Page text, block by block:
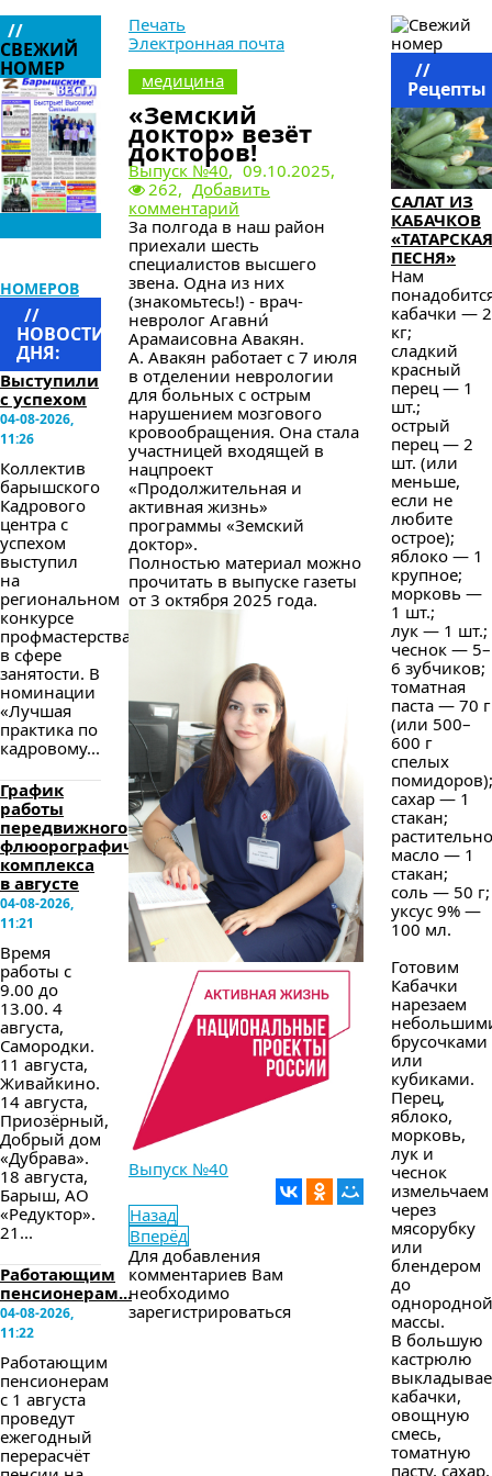
//
СВЕЖИЙ
НОМЕР
НОМЕРОВ
//
НОВОСТИ
ДНЯ:
Выступили
с успехом
04-08-2026,
11:26
Коллектив
барышского
Кадрового
центра с
успехом
выступил
на
региональном
конкурсе
профмастерства
в сфере
занятости. В
номинации
«Лучшая
практика по
кадровому...
График
работы
передвижного
флюорографического
комплекса
в августе
04-08-2026,
11:21
Время
работы с
9.00 до
13.00. 4
августа,
Самородки.
11 августа,
Живайкино.
14 августа,
Приозёрный,
Добрый дом
«Дубрава».
18 августа,
Барыш, АО
«Редуктор».
21...
Работающим
пенсионерам...
04-08-2026,
11:22
Работающим
пенсионерам
с 1 августа
проведут
ежегодный
перерасчёт
Печать
Электронная почта
медицина
«Земский
доктор» везёт
докторов!
Выпуск №40, 09.10.2025,
262, Добавить
комментарий
За полгода в наш район
приехали шесть
специалистов высшего
звена. Одна из них
(знакомьтесь!) - врач-
невролог Агавни́
Арамаисовна Авакян.
А. Авакян работает с 7 июля
в отделении неврологии
для больных с острым
нарушением мозгового
кровообращения. Она стала
участницей входящей в
нацпроект
«Продолжительная и
активная жизнь»
программы «Земский
доктор».
Полностью материал можно
прочитать в выпуске газеты
от 3 октября 2025 года.
Выпуск №40
Назад
Вперёд
Для добавления
комментариев Вам
необходимо
зарегистрироваться
//
Рецепты
САЛАТ ИЗ
КАБАЧКОВ
«ТАТАРСКАЯ
ПЕСНЯ»
Нам
кабачки — 2
кг;
сладкий
красный
перец — 1
шт.;
острый
перец — 2
шт. (или
меньше,
если не
любите
острое);
яблоко — 1
крупное;
морковь —
1 шт.;
лук — 1 шт.;
чеснок — 5–
6 зубчиков;
томатная
паста — 70 г
(или 500–
600 г
спелых
помидоров);
сахар — 1
стакан;
масло — 1
стакан;
соль — 50 г;
уксус 9% —
100 мл.
Готовим
Кабачки
нарезаем
брусочками
или
кубиками.
Перец,
яблоко,
морковь,
лук и
чеснок
измельчаем
через
мясорубку
или
блендером
до
однородной
массы.
В большую
кастрюлю
кабачки,
овощную
смесь,
томатную
пасту, сахар,